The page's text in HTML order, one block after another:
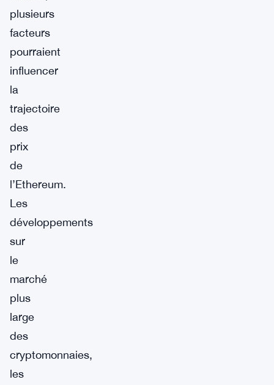
plusieurs
facteurs
pourraient
influencer
la
trajectoire
des
prix
de
l’Ethereum.
Les
développements
sur
le
marché
plus
large
des
cryptomonnaies,
les